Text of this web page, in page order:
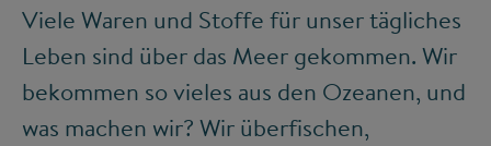
Viele Waren und Stoffe für unser tägliches
Leben sind über das Meer gekommen. Wir
bekommen so vieles aus den Ozeanen, und
was machen wir? Wir überfischen,